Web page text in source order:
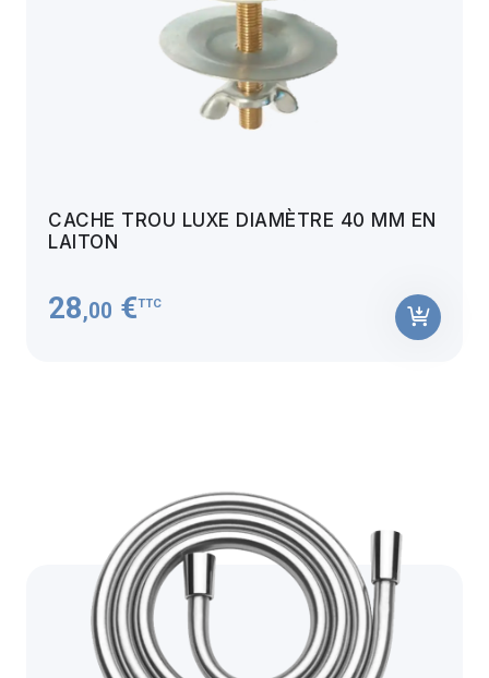
CACHE TROU LUXE DIAMÈTRE 40 MM EN
LAITON
28,00 €TTC